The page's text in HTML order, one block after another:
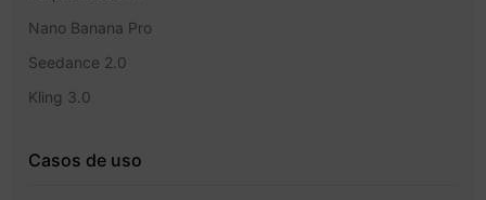
Nano Banana Pro
Seedance 2.0
Kling 3.0
Casos de uso